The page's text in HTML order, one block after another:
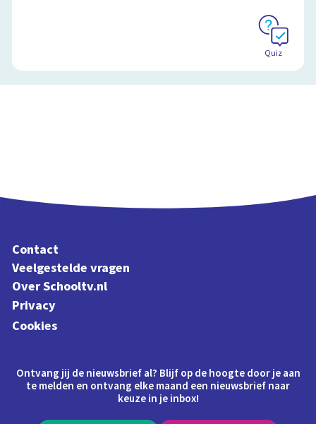
Quiz
Contact
Veelgestelde vragen
Over Schooltv.nl
Privacy
Cookies
Ontvang jij de nieuwsbrief al? Blijf op de hoogte door je aan
te melden en ontvang elke maand een nieuwsbrief naar
keuze in je inbox!